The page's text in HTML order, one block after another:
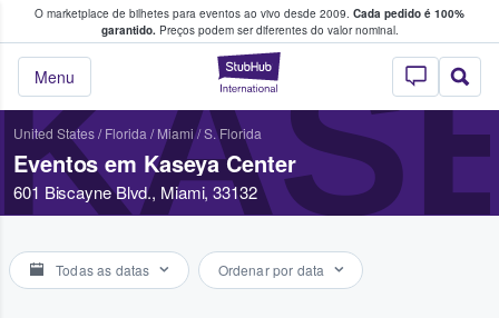
O marketplace de bilhetes para eventos ao vivo desde 2009. Cada pedido é 100%
garantido.Preços podem ser diferentes do valor nominal.
StubHub – onde
Menu
fãs compram e vendem bilhetes
United States/ Florida / Miami / S. Florida
Eventos em Kaseya Center
601 Biscayne Blvd., Miami, 33132
Todas as datas Ordenar por data